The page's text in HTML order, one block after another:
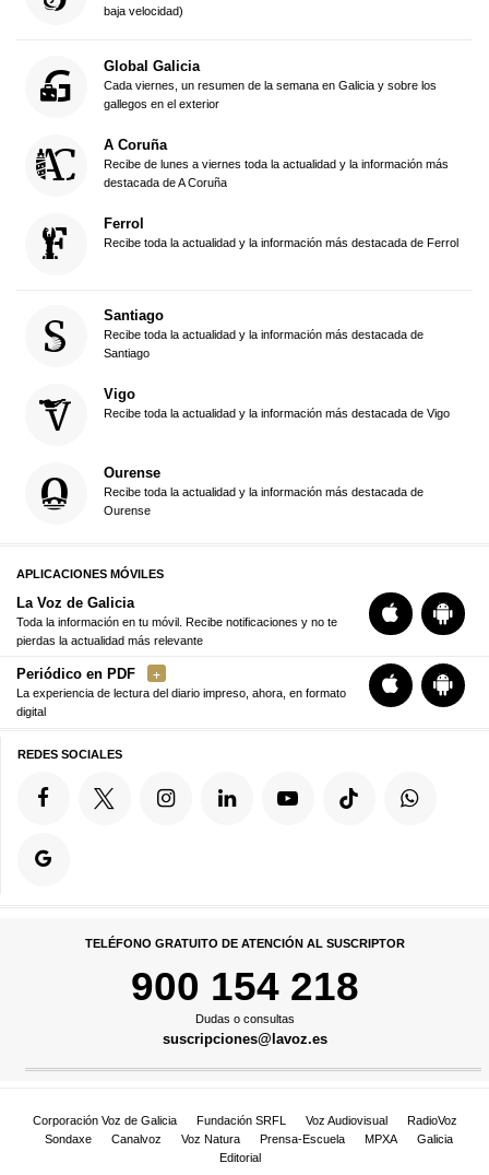
baja velocidad)
Global Galicia
Cada viernes, un resumen de la semana en Galicia y sobre los
gallegos en el exterior
A Coruña
Recibe de lunes a viernes toda la actualidad y la información más
destacada de A Coruña
Ferrol
Recibe toda la actualidad y la información más destacada de Ferrol
Santiago
Recibe toda la actualidad y la información más destacada de
Santiago
Vigo
Recibe toda la actualidad y la información más destacada de Vigo
Ourense
Recibe toda la actualidad y la información más destacada de
Ourense
APLICACIONES MÓVILES
La Voz de Galicia
Toda la información en tu móvil. Recibe notificaciones y no te
pierdas la actualidad más relevante
Periódico en PDF
La experiencia de lectura del diario impreso, ahora, en formato
digital
REDES SOCIALES
TELÉFONO GRATUITO DE ATENCIÓN AL SUSCRIPTOR
900 154 218
Dudas o consultas
suscripciones@lavoz.es
Corporación Voz de Galicia Fundación SRFL Voz Audiovisual
RadioVoz
Sondaxe
Canalvoz Voz Natura Prensa-Escuela MPXA
Galicia
Editorial